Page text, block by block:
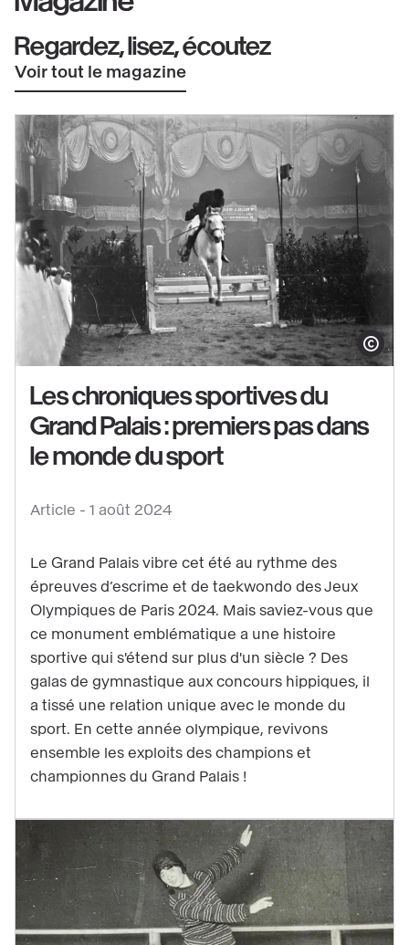
Regardez, lisez, écoutez
Voir tout le magazine
Les
chroniques
sportives
Grand
Palais
premiers
dans
le
monde
du
sport
Afficher le
Article - 1 août 2024
Les chroniques sportives du
Grand Palais : premiers pas dans
le monde du sport
Le Grand Palais vibre cet été au rythme des
épreuves d’escrime et de taekwondo des Jeux
Olympiques de Paris 2024. Mais saviez-vous que
ce monument emblématique a une histoire
sportive qui s'étend sur plus d'un siècle ? Des
galas de gymnastique aux concours hippiques, il
a tissé une relation unique avec le monde du
sport. En cette année olympique, revivons
ensemble les exploits des champions et
championnes du Grand Palais !